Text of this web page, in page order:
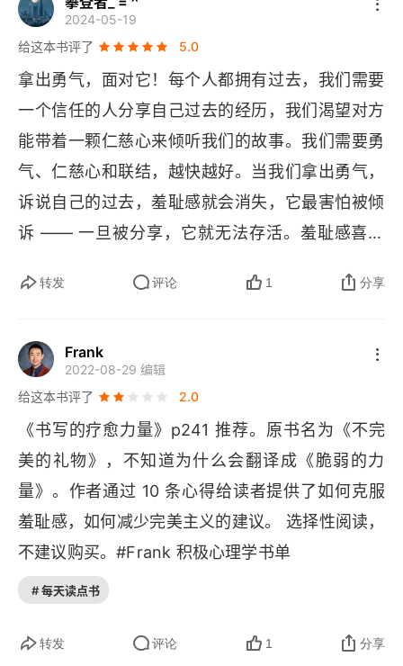
系是重中之重，我们能够通过自爱来满足自己。
5、无论现实，我们怎样失意，但我们仍然值得被
爱。
堂。
2024-05-19
给这本书评了
5.0
拿出勇气，面对它！每个人都拥有过去，我们需要
一个信任的人分享自己过去的经历，我们渴望对方
能带着一颗仁慈心来倾听我们的故事。我们需要勇
气、仁慈心和联结，越快越好。当我们拿出勇气，
诉说自己的过去，羞耻感就会消失，它最害怕被倾
诉 —— 一旦被分享，它就无法存活。羞耻感喜欢
候，我们总是习惯把它埋在心底。一旦我们保持缄
己：“我得马上找人倾诉！布琳，勇敢一点！” 但是
转发 评论 1 分享
Frank
2022-08-29 编辑
给这本书评了
2.0
《书写的疗愈力量》 p241 推荐。原书名为《不完
美的礼物》，不知道为什么会翻译成《脆弱的力
量》。作者通过 10 条心得给读者提供了如何克服
羞耻感，如何减少完美主义的建议。 选择性阅读，
不建议购买。#Frank 积极心理学书单
# 每天读点书
转发 评论 1 分享